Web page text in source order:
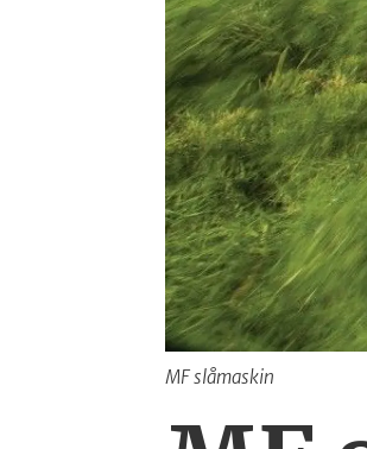
MF slåmaskin